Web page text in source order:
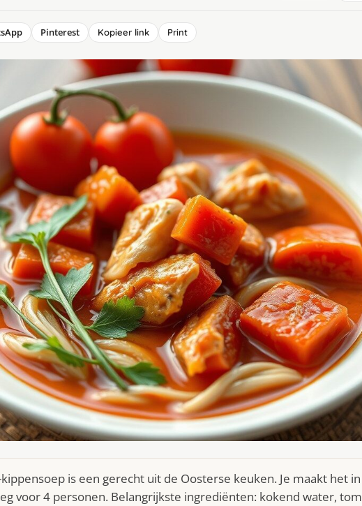
Pinterest Kopieer link Print
is een gerecht uit de Oosterse keuken. Je maakt het
voor 4 personen. Belangrijkste ingrediënten: kokend water,